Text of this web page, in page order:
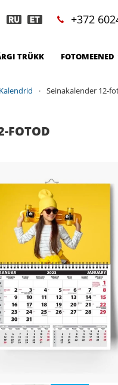
+372
TRÜKK FOTOMEENED
Kalendrid Seinakalender 12-
FOTOD